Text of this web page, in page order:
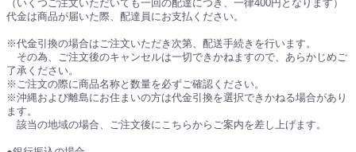
（いくつご注文いただいても一回の配達につき、一律400円となります）
代金は商品が届いた際、配達員にお支払ください。
※代金引換の場合はご注文いただき次第、配送手続きを行います。
その為、ご注文後のキャンセルは一切できかねますので、あらかじめご
了承ください。
※ご注文の際に商品名称と数量を必ずご確認ください。
※沖縄および離島にお住まいの方は代金引換を選択できかねる場合があり
ます。
該当の地域の場合、ご注文後にこちらからご案内を差し上げます。